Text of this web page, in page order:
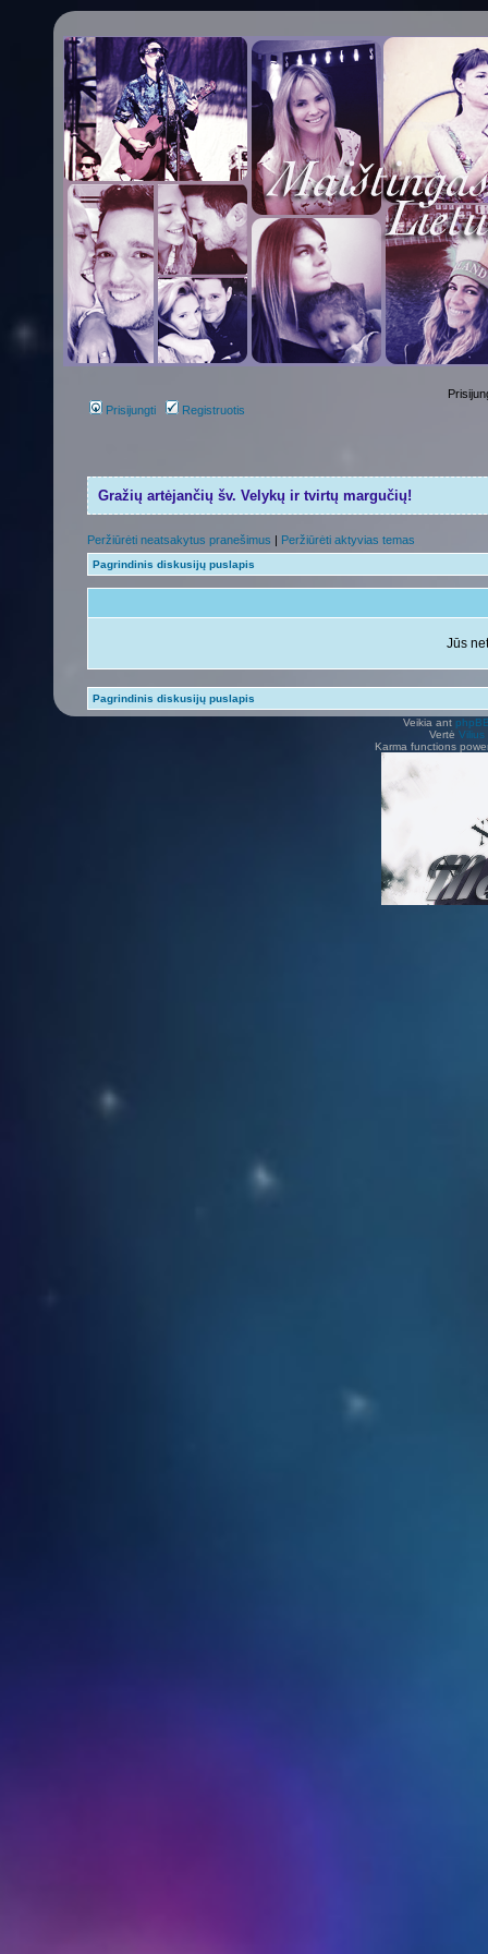
Prisijungti Registruotis
Gražių artėjančių šv. Velykų ir tvirtų margučių!
Peržiūrėti neatsakytus pranešimus | Peržiūrėti aktyvias temas
Pagrindinis diskusijų puslapis
Jūs
Pagrindinis diskusijų puslapis
Veikia ant
Vertė Vilius
Karma functions